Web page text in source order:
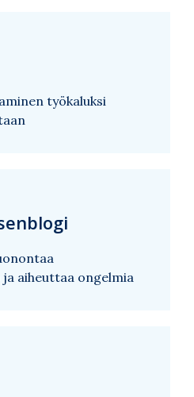
työkaluksi
aiheuttaa ongelmia